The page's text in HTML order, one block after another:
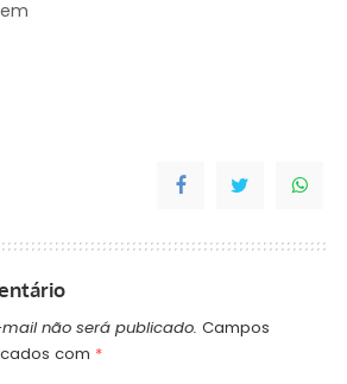
não será publicado. Campos
com *